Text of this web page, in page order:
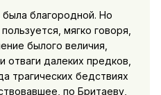
благородной. Но
мягко говоря,
былого величия,
отваги далеких предков,
трагических бедствиях
по Бритаеву,